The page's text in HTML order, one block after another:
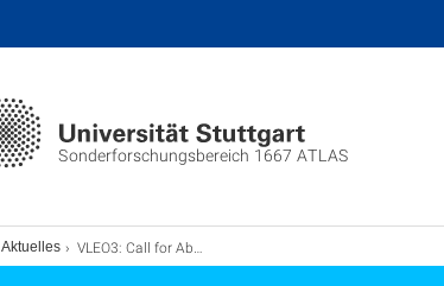
Sonderforschungsbereich 1667 ATLAS
Aktuelles VLEO3: Call for Abstracts